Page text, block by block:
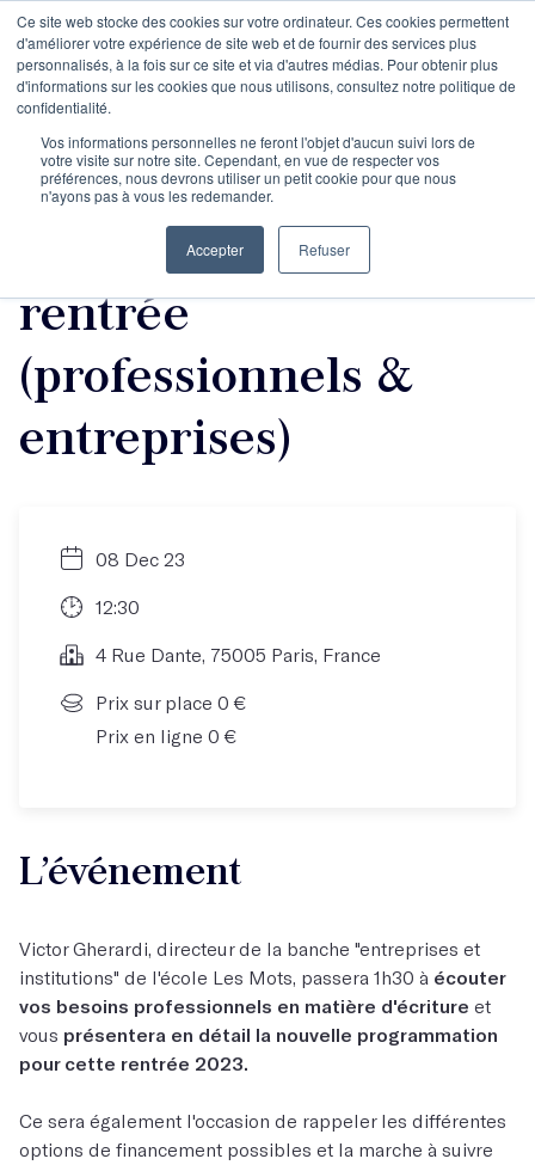
Ce site web stocke des cookies sur votre ordinateur. Ces cookies permettent
d'améliorer votre expérience de site web et de fournir des services plus
personnalisés, à la fois sur ce site et via d'autres médias. Pour obtenir plus
d'informations sur les cookies que nous utilisons, consultez notre politique de
confidentialité.
Vos informations personnelles ne feront l'objet d'aucun suivi lors de
votre visite sur notre site. Cependant, en vue de respecter vos
préférences, nous devrons utiliser un petit cookie pour que nous
n'ayons pas à vous les redemander.
Accepter Refuser
Rencontre
informative :
programmation de la
rentrée
(professionnels &
entreprises)
08 Dec 23
12:30
4 Rue Dante, 75005 Paris, France
Prix sur place 0 €
Prix en ligne 0 €
L’événement
Victor Gherardi, directeur de la banche "entreprises et
institutions" de l'école Les Mots, passera 1h30 à écouter
vos besoins professionnels en matière d'écriture et
vous présentera en détail la nouvelle programmation
pour cette rentrée 2023.
Ce sera également l'occasion de rappeler les différentes
options de financement possibles et la marche à suivre